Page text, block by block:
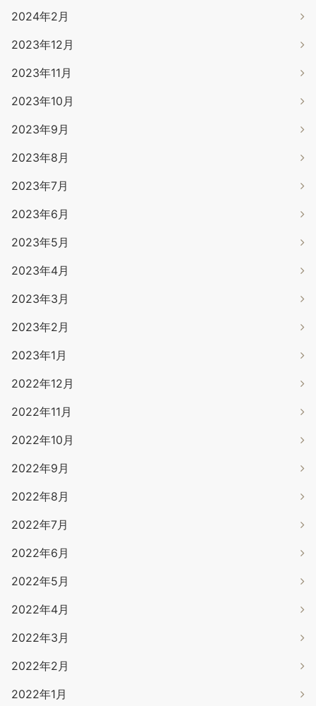
2024年2月
2023年12月
2023年11月
2023年10月
2023年9月
2023年8月
2023年7月
2023年6月
2023年5月
2023年4月
2023年3月
2023年2月
2023年1月
2022年12月
2022年11月
2022年10月
2022年9月
2022年8月
2022年7月
2022年6月
2022年5月
2022年4月
2022年3月
2022年2月
2022年1月